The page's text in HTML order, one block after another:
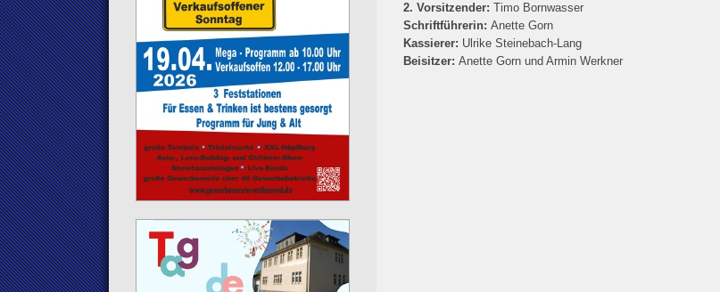
2. Vorsitzender: Timo Bornwasser
Schriftführerin: Anette Gorn
Kassierer: Ulrike Steinebach-Lang
Beisitzer: Anette Gorn und Armin Werkner